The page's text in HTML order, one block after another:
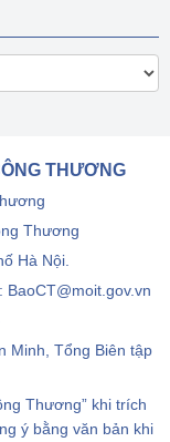
THƯƠNG
Thương
Hà Nội.
Minh, Tổng Biên tập
Thương” khi trích
ý bằng văn bản khi